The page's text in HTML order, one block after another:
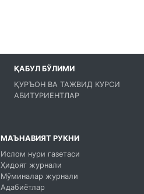
ҚАБУЛ БЎЛИМИ
ҚУРЪОН ВА ТАЖВИД КУРСИ
АБИТУРИЕНТЛАР
МАЪНАВИЯТ РУКНИ
Ислом нури газетаси
Ҳидоят журнали
Мўминалар журнали
Адабиётлар